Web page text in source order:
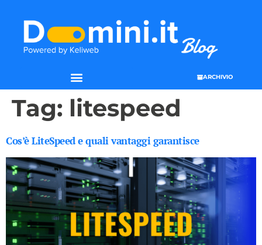
ARCHIVIO
Tag: litespeed
Cos’è LiteSpeed e quali vantaggi garantisce